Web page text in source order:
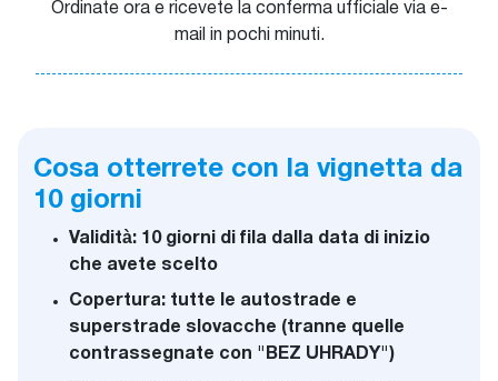
Ordinate ora e ricevete la conferma ufficiale via e-
mail in pochi minuti.
Cosa otterrete con la vignetta da
10 giorni
Validità: 10 giorni di fila dalla data di inizio
che avete scelto
Copertura: tutte le autostrade e
superstrade slovacche (tranne quelle
contrassegnate con "BEZ UHRADY")